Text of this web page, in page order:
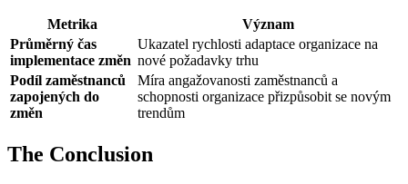
Metrika
Význam
Průměrný čas
implementace změn
Ukazatel rychlosti adaptace organizace na
nové požadavky trhu
Podíl zaměstnanců
zapojených do
změn
Míra angažovanosti zaměstnanců a
schopnosti organizace přizpůsobit se novým
trendům
The Conclusion